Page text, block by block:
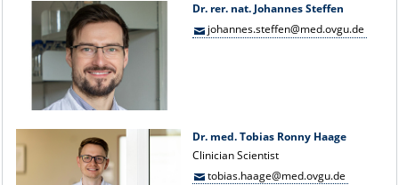
Dr. rer. nat. Johannes Steffen
johannes.steffen@med.ovgu.de
Dr. med. Tobias Ronny Haage
Clinician Scientist
tobias.haage@med.ovgu.de